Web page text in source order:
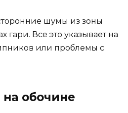
шумы из зоны
гари. Все это указывает на
или проблемы с
обочине